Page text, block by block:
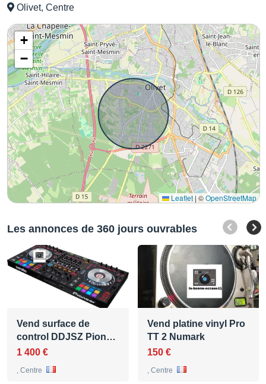
Olivet, Centre
+
−
Leaflet|©OpenStreetMap
Les annonces de 360 jours ouvrables
Vend surface de
control DDJSZ Pion…
1 400 €
, Centre
Vend platine vinyl Pro
TT 2 Numark
150 €
, Centre